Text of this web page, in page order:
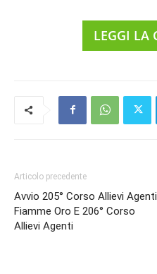
LEGGI LA
Articolo precedente
Avvio 205° Corso Allievi Agenti
Fiamme Oro E 206° Corso
Allievi Agenti